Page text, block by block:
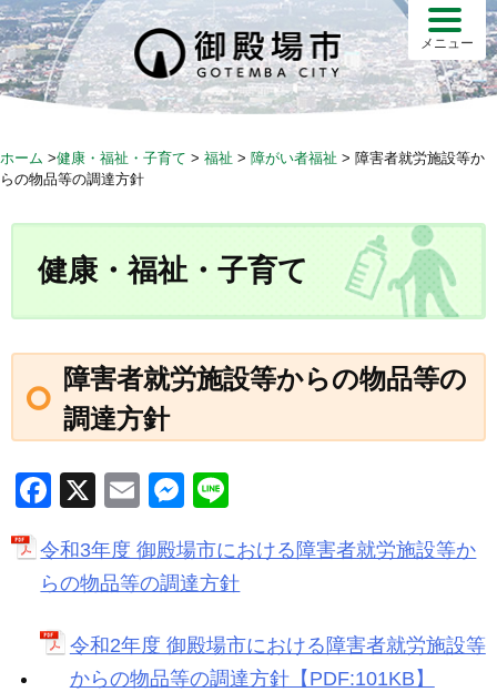
S
k
i
p
c
メニュー
ホーム >健康・福祉・子育て > 福祉 > 障がい者福祉 > 障害者就労施設等か
らの物品等の調達方針
健康・福祉・子育て
障害者就労施設等からの物品等の
調達方針
F
c
e
b
o
X
E
ail
M
ss
e
n
g
e
令和3年度 御殿場市における障害者就労施設等か
らの物品等の調達方針
令和2年度 御殿場市における障害者就労施設等
からの物品等の調達方針【PDF:101KB】